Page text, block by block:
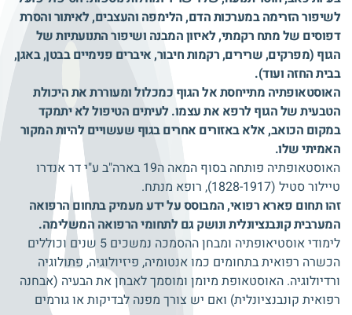
לשיפור הזרימה במערכות הדם, הלימפה והעצבים, לאיתור והסרת
דפוסים של מתח רקמתי, לאיזון המבנה ושיפור התנועתיות של
הגוף (מפרקים, שרירים, רקמות חיבור, איברים פנימיים בבטן, באגן,
בבית החזה ועוד).
האוסטאופתיה מתייחסת אל הגוף כמכלול ומעוררת את היכולת
הטבעית של הגוף לרפא את עצמו. לעיתים הטיפול לא יתמקד
במקום הכואב, אלא באזורים אחרים בגוף שעשויים להיות המקור
האמיתי שלו.
האוסטאופתיה פותחה בסוף המאה ה19 בארה"ב ע"י דר אנדרו
טיילור סטיל (1828-1917), רופא מנתח.
זהו תחום פארא רפואי, המבוסס על ידע מעמיק בתחום הרפואה
המערבית קונבנציונלית ונושק גם לתחומי הרפואה המשלימה.
לימודי אוסטיאופתיה ומבחן ההסמכה נמשכים 5 שנים וכוללים
הכשרה רפואית בתחומים כמו אנטומיה, פיזיולוגיה, פתולוגיה
ורדיולוגיה. האוסטאופת מיומן ומוסמך לאבחן את הבעיה (אבחנה
רפואית קונבנציונלית) ואם יש צורך מפנה לבדיקות או גורמים